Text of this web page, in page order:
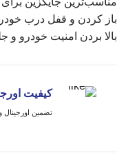
باز کردن و قفل درب
بالا بردن امنیت خودرو
کیفیت
تضمین